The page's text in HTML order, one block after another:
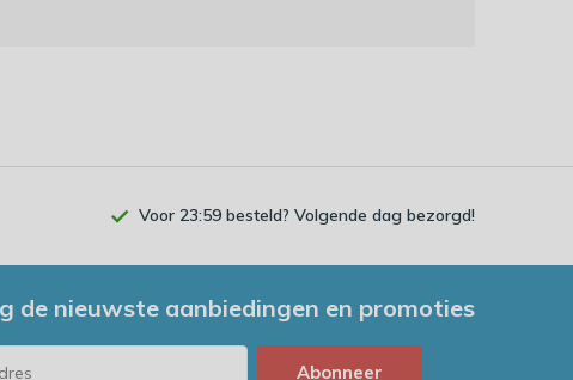
Voor 23:59 besteld? Volgende dag bezorgd!
de nieuwste aanbiedingen en promoties
Abonneer